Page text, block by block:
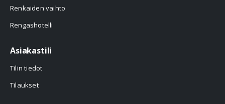
Renkaiden vaihto
Rengashotelli
Asiakastili
Tilin tiedot
Tilaukset